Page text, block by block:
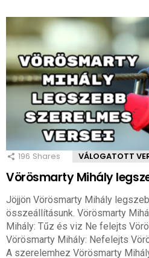
196 Shares VÁLOGATOTT
Vörösmarty Mihály
Jöjjön Vörösmarty Mihály
összeállításunk. Vörösmarty
Mihály: Tűz és viz Ne felejts
Vörösmarty Mihály: Nefelejts
A szerelemhez Vörösmarty